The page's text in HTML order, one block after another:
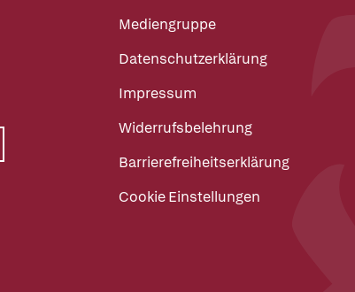
Mediengruppe
Datenschutzerklärung
Impressum
Widerrufsbelehrung
Barrierefreiheitserklärung
Cookie Einstellungen